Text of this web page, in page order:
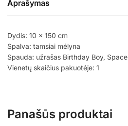
Aprašymas
Dydis: 10 x 150 cm
Spalva: tamsiai mėlyna
Spauda: užrašas Birthday Boy, Space
Vienetų skaičius pakuotėje: 1
Panašūs produktai